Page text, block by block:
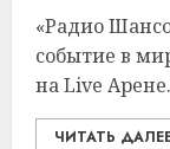
«Радио
событие в
на Live
ЧИТАТЬ